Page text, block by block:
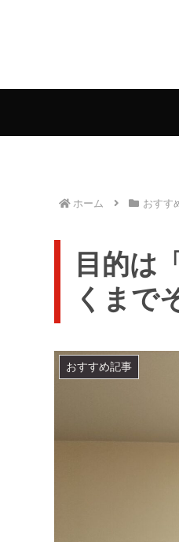
ホーム おすす
目的は
くまで
おすすめ記事